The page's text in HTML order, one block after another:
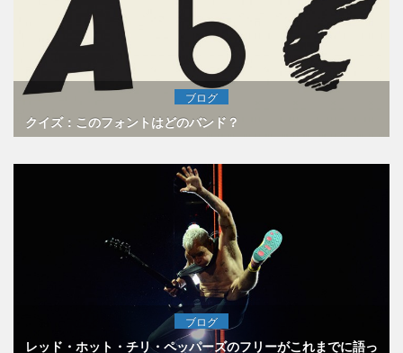
ブログ
クイズ：このフォントはどのバンド？
ブログ
レッド・ホット・チリ・ペッパーズのフリーがこれまでに語っ